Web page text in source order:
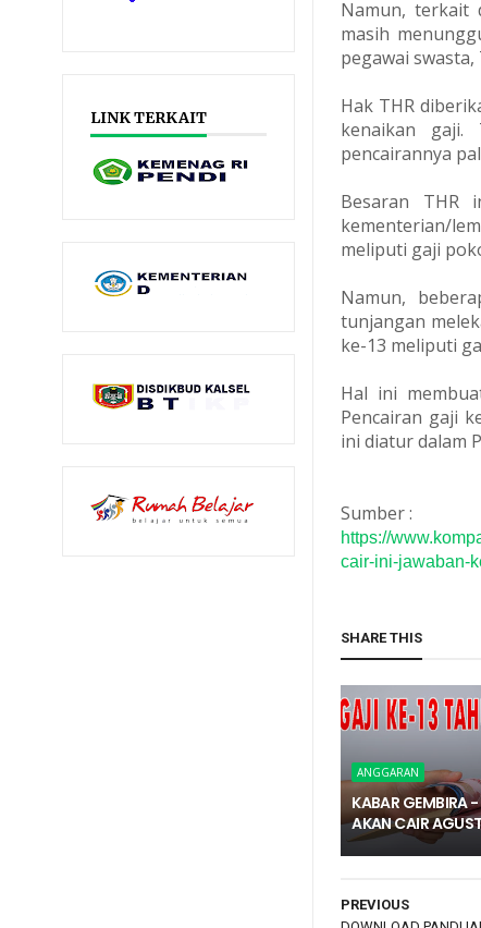
LINK TERKAIT
Namun, terkait
masih
pegawai
Hak THR
kenaikan gaji.
pencairannya
Besaran THR
kementerian/
meliputi gaji
Namun,
tunjangan
ke-13 meliputi
Hal ini
Pencairan gaji
ini diatur dalam
Sumber :
https://
cair-ini-jawaban-
SHARE THIS
ANGGARAN
KABAR GEMBIRA -
AKAN CAIR
PREVIOUS